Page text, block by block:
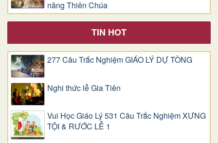
năng Thiên Chúa
TIN HOT
277 Câu Trắc Nghiệm GIÁO LÝ DỰ TÒNG
Nghi thức lễ Gia Tiên
Vui Học Giáo Lý 531 Câu Trắc Nghiệm XƯNG
TỘI & RƯỚC LỄ 1